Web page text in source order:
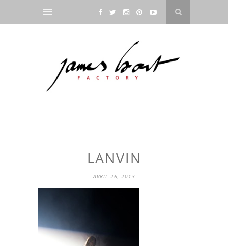
LANVIN
AVRIL 26, 2013